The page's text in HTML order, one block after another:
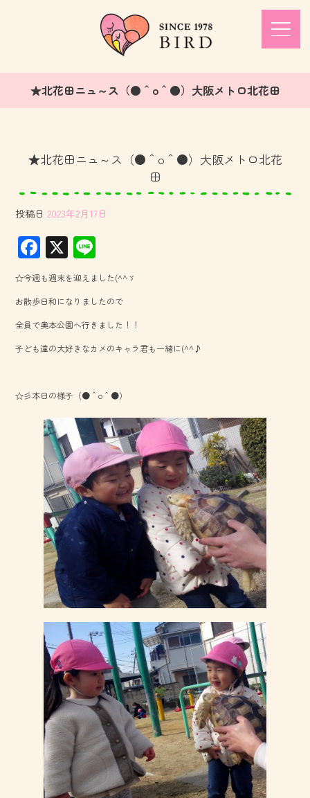
★北花田ニュ～ス（●＾o＾●）大阪メトロ北花田
★北花田ニュ～ス（●＾o＾●）大阪メトロ北花
田
投稿日 2023年2月17日
F
ac
e
b
o
ok
X
ne
☆今週も週末を迎えました(^^ゞ
お散歩日和になりましたので
全員で奥本公園へ行きました！！
子ども達の大好きなカメのキャラ君も一緒に(^^♪
☆彡本日の様子（●＾o＾●）